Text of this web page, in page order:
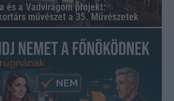
és a Vadvirágom projekt:
művészet a 35. Művészetek